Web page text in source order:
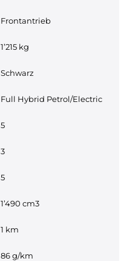
Frontantrieb
1’215 kg
Schwarz
Full Hybrid Petrol/Electric
5
3
5
1’490 cm3
1 km
86 g/km